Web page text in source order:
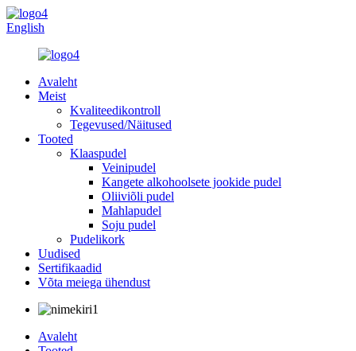
English
Avaleht
Meist
Kvaliteedikontroll
Tegevused/Näitused
Tooted
Klaaspudel
Veinipudel
Kangete alkohoolsete jookide pudel
Oliiviõli pudel
Mahlapudel
Soju pudel
Pudelikork
Uudised
Sertifikaadid
Võta meiega ühendust
Avaleht